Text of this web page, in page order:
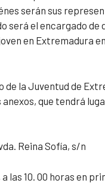
serán sus
será el encargado de
en Extremadura
de la Juventud de
que tendrá
Reina Sofía, s/n
las 10. 00 horas en